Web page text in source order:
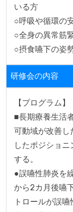
いる方
○呼吸や循環の
○全身の異常筋
○摂食嚥下の姿
研修会の内容
【プログラム】
■長期療養生活
可動域が改善し
したポジショ
する。
●誤嚥性肺炎を
から2カ月後嚥
トロールが誤